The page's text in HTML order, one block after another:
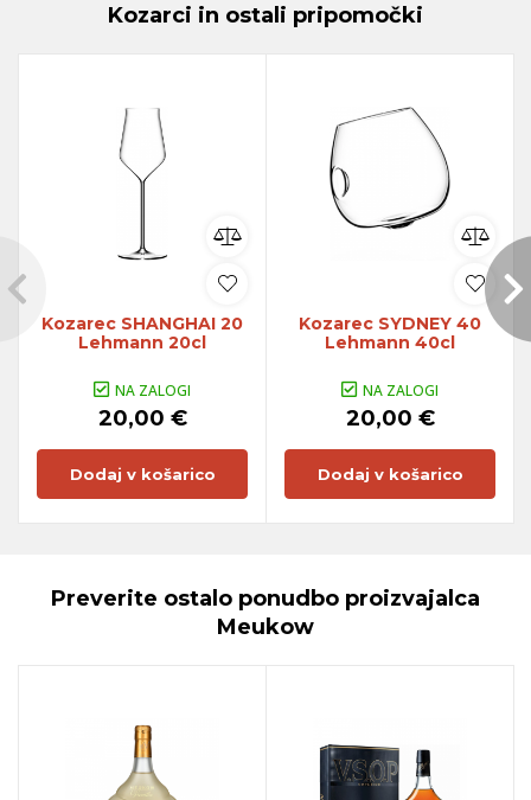
Kozarci in ostali pripomočki
Kozarec SHANGHAI 20
Lehmann 20cl
NA ZALOGI
20,00 €
Dodaj v košarico
Kozarec SYDNEY 40
Lehmann 40cl
NA ZALOGI
20,00 €
Dodaj v košarico
Preverite ostalo ponudbo proizvajalca
Meukow